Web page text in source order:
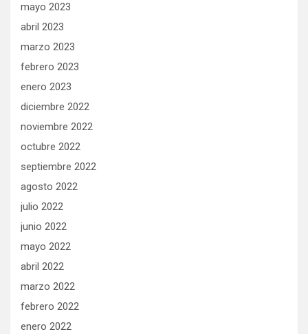
mayo 2023
abril 2023
marzo 2023
febrero 2023
enero 2023
diciembre 2022
noviembre 2022
octubre 2022
septiembre 2022
agosto 2022
julio 2022
junio 2022
mayo 2022
abril 2022
marzo 2022
febrero 2022
enero 2022